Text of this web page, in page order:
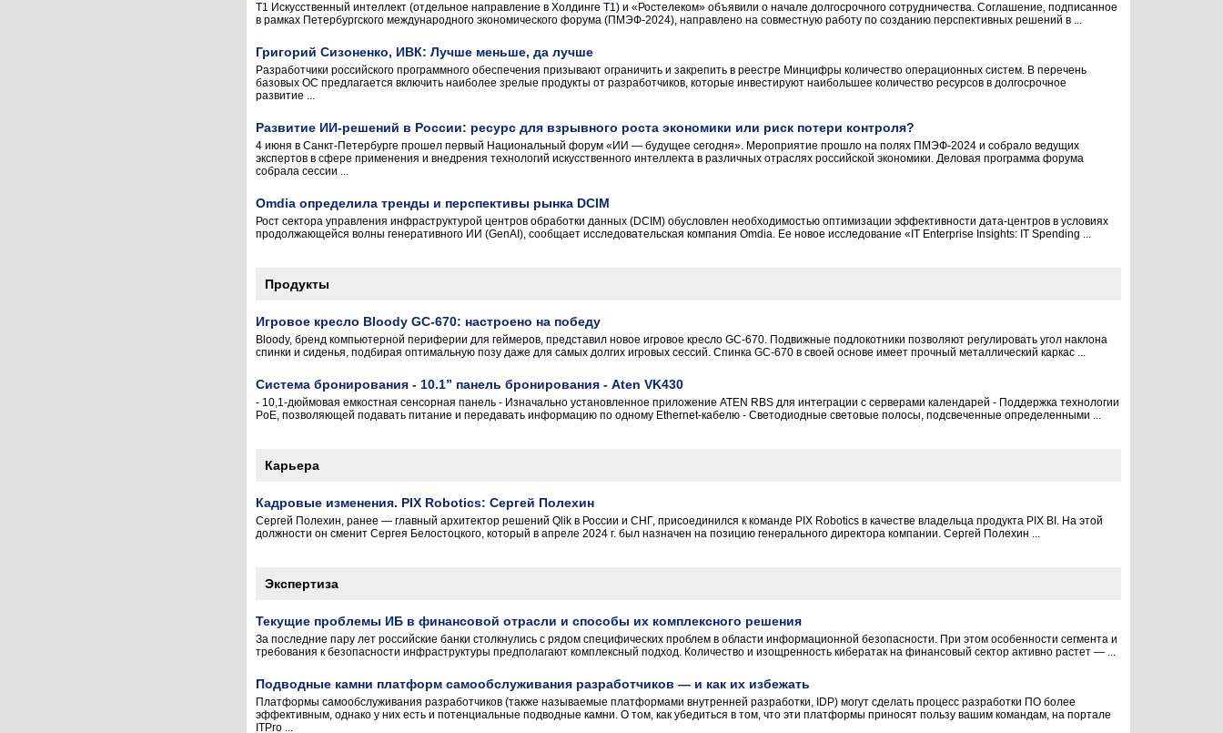
Т1 Искусственный интеллект (отдельное направление в Холдинге Т1) и «Ростелеком» объявили о начале долгосрочного сотрудничества. Соглашение, подписанное
в рамках Петербургского международного экономического форума (ПМЭФ-2024), направлено на совместную работу по созданию перспективных решений в ...
Григорий Сизоненко, ИВК: Лучше меньше, да лучше
Разработчики российского программного обеспечения призывают ограничить и закрепить в реестре Минцифры количество операционных систем. В перечень
базовых ОС предлагается включить наиболее зрелые продукты от разработчиков, которые инвестируют наибольшее количество ресурсов в долгосрочное
развитие ...
Развитие ИИ-решений в России: ресурс для взрывного роста экономики или риск потери контроля?
4 июня в Санкт-Петербурге прошел первый Национальный форум «ИИ — будущее сегодня». Мероприятие прошло на полях ПМЭФ-2024 и собрало ведущих
экспертов в сфере применения и внедрения технологий искусственного интеллекта в различных отраслях российской экономики. Деловая программа форума
собрала сессии ...
Omdia определила тренды и перспективы рынка DCIM
Рост сектора управления инфраструктурой центров обработки данных (DCIM) обусловлен необходимостью оптимизации эффективности дата-центров в условиях
продолжающейся волны генеративного ИИ (GenAI), сообщает исследовательская компания Omdia. Ее новое исследование «IT Enterprise Insights: IT Spending ...
Продукты
Игровое кресло Bloody GC-670: настроено на победу
Bloody, бренд компьютерной периферии для геймеров, представил новое игровое кресло GC-670. Подвижные подлокотники позволяют регулировать угол наклона
спинки и сиденья, подбирая оптимальную позу даже для самых долгих игровых сессий. Спинка GC-670 в своей основе имеет прочный металлический каркас ...
Система бронирования - 10.1” панель бронирования - Aten VK430
- 10,1-дюймовая емкостная сенсорная панель - Изначально установленное приложение ATEN RBS для интеграции с серверами календарей - Поддержка технологии
PoE, позволяющей подавать питание и передавать информацию по одному Ethernet-кабелю - Светодиодные световые полосы, подсвеченные определенными ...
Карьера
Кадровые изменения. PIX Robotics: Сергей Полехин
Сергей Полехин, ранее — главный архитектор решений Qlik в России и СНГ, присоединился к команде PIX Robotics в качестве владельца продукта PIX BI. На этой
должности он сменит Сергея Белостоцкого, который в апреле 2024 г. был назначен на позицию генерального директора компании. Сергей Полехин ...
Экспертиза
Текущие проблемы ИБ в финансовой отрасли и способы их комплексного решения
За последние пару лет российские банки столкнулись с рядом специфических проблем в области информационной безопасности. При этом особенности сегмента и
требования к безопасности инфраструктуры предполагают комплексный подход. Количество и изощренность кибератак на финансовый сектор активно растет — ...
Подводные камни платформ самообслуживания разработчиков — и как их избежать
Платформы самообслуживания разработчиков (также называемые платформами внутренней разработки, IDP) могут сделать процесс разработки ПО более
эффективным, однако у них есть и потенциальные подводные камни. О том, как убедиться в том, что эти платформы приносят пользу вашим командам, на портале
ITPro ...